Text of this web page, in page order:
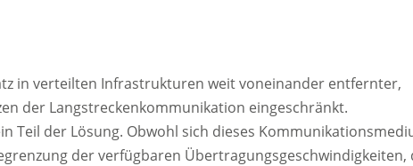
in verteilten Infrastrukturen weit voneinander entfernter,
der Langstreckenkommunikation eingeschränkt.
Teil der Lösung. Obwohl sich dieses
der verfügbaren Übertragungsgeschwindigkeiten,